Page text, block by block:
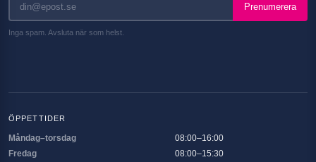
Prenumerera
Inga spam. Avsluta när som helst.
ÖPPETTIDER
Måndag–torsdag
08:00–16:00
Fredag
08:00–15:30